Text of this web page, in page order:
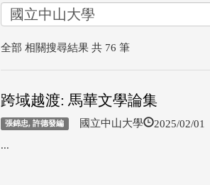
全部 相關搜尋結果 共 76 筆
跨域越渡: 馬華文學論集
張錦忠, 許德發編 國立中山大學 2025/02/01
...